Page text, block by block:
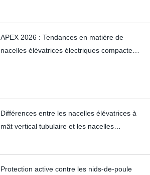
artisanal
APEX 2026 : Tendances en matière de
nacelles élévatrices électriques compactes
Différences entre les nacelles élévatrices à
mât vertical tubulaire et les nacelles
Protection active contre les nids-de-poule